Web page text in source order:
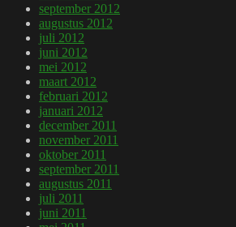
september 2012
augustus 2012
juli 2012
juni 2012
mei 2012
maart 2012
februari 2012
januari 2012
december 2011
november 2011
oktober 2011
september 2011
augustus 2011
juli 2011
juni 2011